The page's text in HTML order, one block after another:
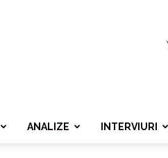
ANALIZE INTERVIURI